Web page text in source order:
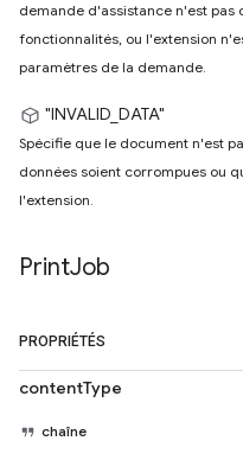
demande d'assistance n'est pas
fonctionnalités, ou l'extension
paramètres de la demande.
"INVALID_DATA"
Spécifie que le document n'est
données soient corrompues ou
l'extension.
PrintJob
PROPRIÉTÉS
contentType
chaîne